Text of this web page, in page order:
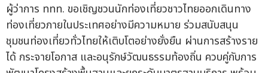
ผู้ว่าการ ททท. ขอเชิญชวนนักท่องเที่ยวชาวไทยออกเดินทาง
ท่องเที่ยวภายในประเทศอย่างมีความหมาย ร่วมสนับสนุน
ชุมชนท่องเที่ยวทั่วไทยให้เติบโตอย่างยั่งยืน ผ่านการสร้างราย
ได้ กระจายโอกาส และอนุรักษ์วัฒนธรรมท้องถิ่น ควบคู่กับการ